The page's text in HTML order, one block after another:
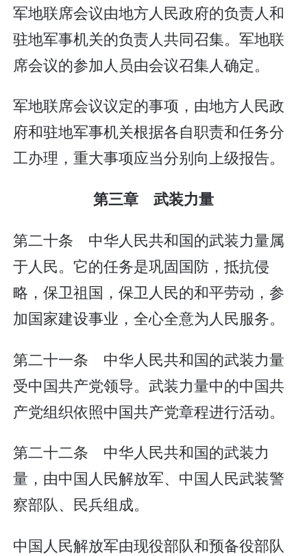
军地联席会议由地方人民政府的负责人和
驻地军事机关的负责人共同召集。军地联
席会议的参加人员由会议召集人确定。
军地联席会议议定的事项，由地方人民政
府和驻地军事机关根据各自职责和任务分
工办理，重大事项应当分别向上级报告。
第三章 武装力量
第二十条 中华人民共和国的武装力量属
于人民。它的任务是巩固国防，抵抗侵
略，保卫祖国，保卫人民的和平劳动，参
加国家建设事业，全心全意为人民服务。
第二十一条 中华人民共和国的武装力量
受中国共产党领导。武装力量中的中国共
产党组织依照中国共产党章程进行活动。
第二十二条 中华人民共和国的武装力
量，由中国人民解放军、中国人民武装警
察部队、民兵组成。
中国人民解放军由现役部队和预备役部队